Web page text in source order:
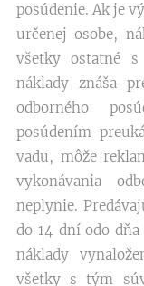
posúdenie. Ak je
určenej osobe,
všetky ostatné s
náklady znáša
odborného
posúdením
vadu, môže
vykonávania
neplynie.
do 14 dní odo
náklady
všetky s tým